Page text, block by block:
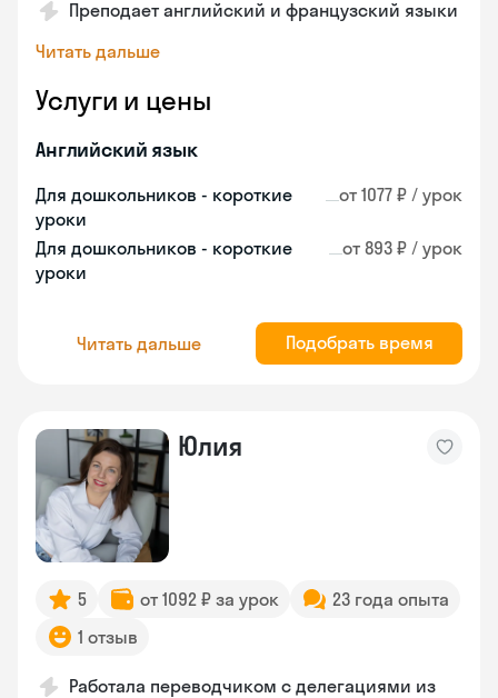
Преподает английский и французский языки
Читать дальше
Услуги и цены
Английский язык
Для дошкольников - короткие
уроки
от 1077 ₽ / урок
Для дошкольников - короткие
уроки
от 893 ₽ / урок
Читать дальше Подобрать время
Юлия
5 от 1092 ₽ за урок
23 года опыта
1 отзыв
Работала переводчиком с делегациями из